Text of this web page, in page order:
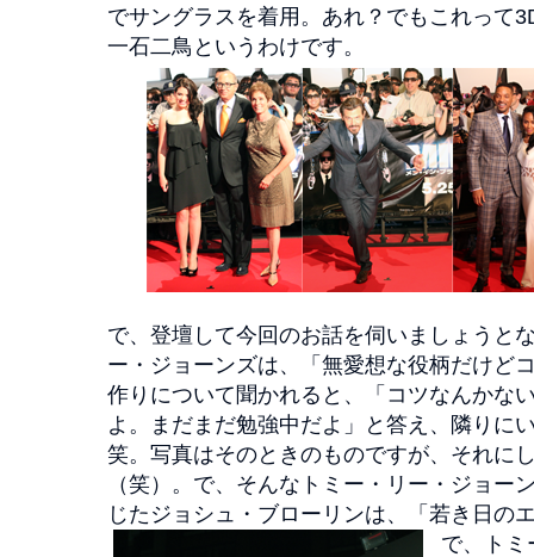
でサングラスを着用。あれ？でもこれって
一石二鳥というわけです。
で、登壇して今回のお話を伺いましょうと
ー・ジョーンズは、「無愛想な役柄だけど
作りについて聞かれると、「コツなんかな
よ。まだまだ勉強中だよ」と答え、隣りに
笑。写真はそのときのものですが、それに
（笑）。で、そんなトミー・リー・ジョー
じたジョシュ・ブローリンは、「若き日の
で、トミ